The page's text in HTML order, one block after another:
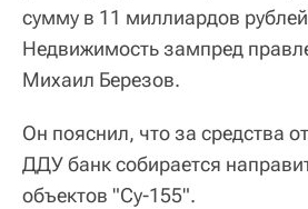
сумму в 11 миллиардов
Недвижимость зампред
Михаил Березов.
Он пояснил, что за средства
ДДУ банк собирается
объектов "Су-155".